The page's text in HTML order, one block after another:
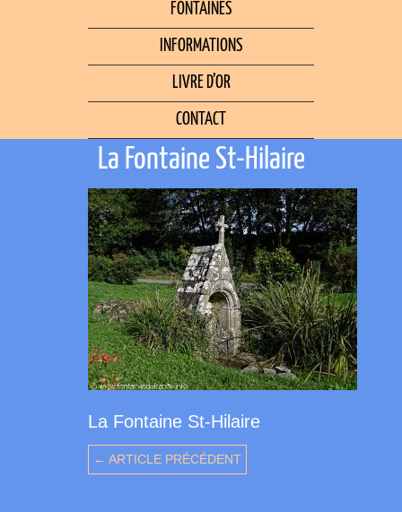
FONTAINES
INFORMATIONS
LIVRE D’OR
CONTACT
La Fontaine St-Hilaire
La Fontaine St-Hilaire
← ARTICLE PRÉCÉDENT